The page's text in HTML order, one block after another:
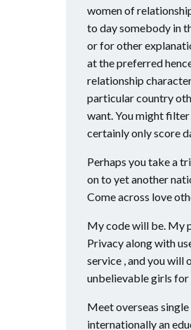
women of
to day somebody in
or for other
at the preferred
relationship
particular country
want. You might
certainly only score
Perhaps you take a
on to yet another
Come across love
My code will be. My
Privacy along with
service , and you will
unbelievable girls
Meet overseas
internationally an